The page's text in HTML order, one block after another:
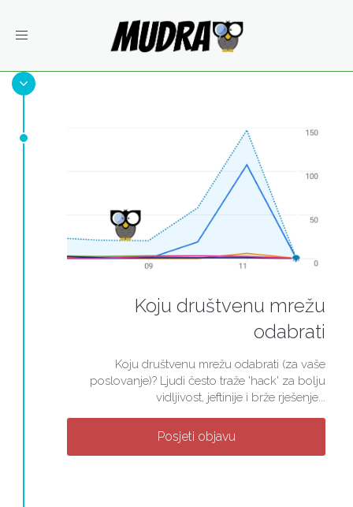
Toggle
Koju društvenu mrežu
odabrati
Koju društvenu mrežu odabrati (za vaše
poslovanje)? Ljudi često traže 'hack' za bolju
vidljivost, jeftinije i brže rješenje...
Posjeti objavu